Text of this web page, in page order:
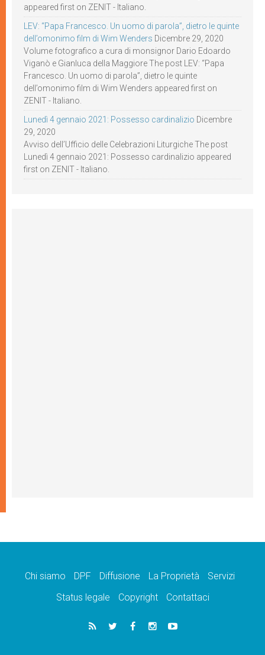
appeared first on ZENIT - Italiano.
LEV: “Papa Francesco. Un uomo di parola”, dietro le quinte
dell’omonimo film di Wim Wenders Dicembre 29, 2020
Volume fotografico a cura di monsignor Dario Edoardo
Viganò e Gianluca della Maggiore The post LEV: “Papa
Francesco. Un uomo di parola”, dietro le quinte
dell’omonimo film di Wim Wenders appeared first on
ZENIT - Italiano.
Lunedì 4 gennaio 2021: Possesso cardinalizio Dicembre
29, 2020
Avviso dell’Ufficio delle Celebrazioni Liturgiche The post
Lunedì 4 gennaio 2021: Possesso cardinalizio appeared
first on ZENIT - Italiano.
Chi siamo DPF Diffusione La Proprietà
Servizi
Status legale
Copyright Contattaci